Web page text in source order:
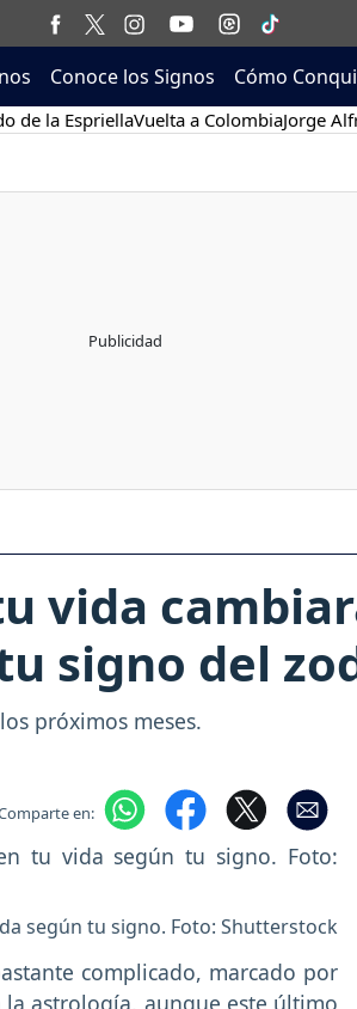
Conoce los Signos Cómo
de la EspriellaVuelta a ColombiaJorge
vida
signo del
próximos meses.
en:
según tu signo. Foto: Shutterstock
complicado, marcado por
la astrología, aunque este último